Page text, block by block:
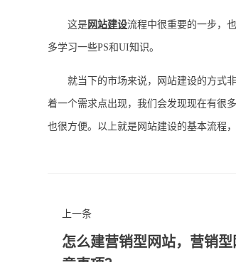
这是网站建设流程中很重要的一步，
多学习一些PS和UI知识。
就当下的市场来说，网站建设的方式非
着一个需求点出现，我们会发现现在有很
也很方便。以上就是网站建设的基本流程
上一条
怎么建营销型网站，营销